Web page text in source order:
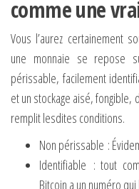
comme une
Vous l’aurez certainement
une monnaie se repose
périssable, facilement
et un stockage aisé,
remplit lesdites conditions.
Non périssable :
Identifiable : tout
Bitcoin a un numéro